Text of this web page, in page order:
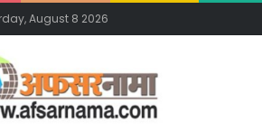
August 8 2026